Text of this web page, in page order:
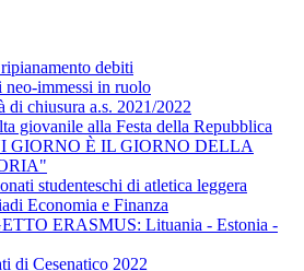
debiti
neo-immessi in ruolo
di chiusura a.s. 2021/2022
giovanile alla Festa della Repubblica
GIORNO È IL GIORNO DELLA
studenteschi di atletica leggera
Economia e Finanza
ERASMUS: Lituania - Estonia -
di Cesenatico 2022